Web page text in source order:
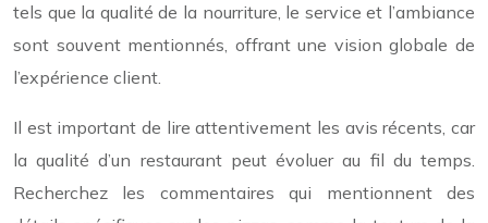
tels que la qualité de la nourriture, le service et l’ambiance
sont souvent mentionnés, offrant une vision globale de
l’expérience client.
Il est important de lire attentivement les avis récents, car
la qualité d’un restaurant peut évoluer au fil du temps.
Recherchez les commentaires qui mentionnent des